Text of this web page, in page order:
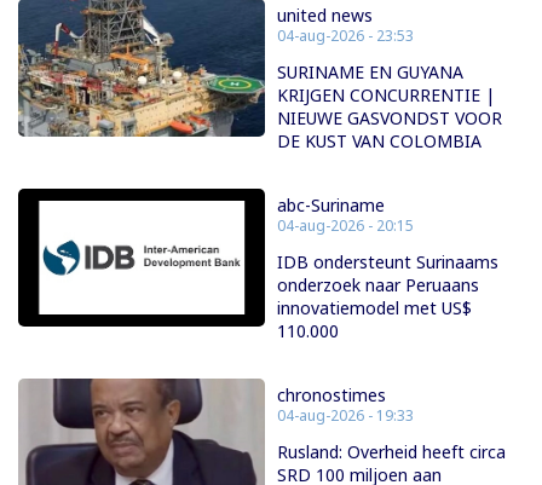
united news
04-aug-2026 - 23:53
SURINAME EN GUYANA
KRIJGEN CONCURRENTIE |
NIEUWE GASVONDST VOOR
DE KUST VAN COLOMBIA
abc-Suriname
04-aug-2026 - 20:15
IDB ondersteunt Surinaams
onderzoek naar Peruaans
innovatiemodel met US$
110.000
chronostimes
04-aug-2026 - 19:33
Rusland: Overheid heeft circa
SRD 100 miljoen aan